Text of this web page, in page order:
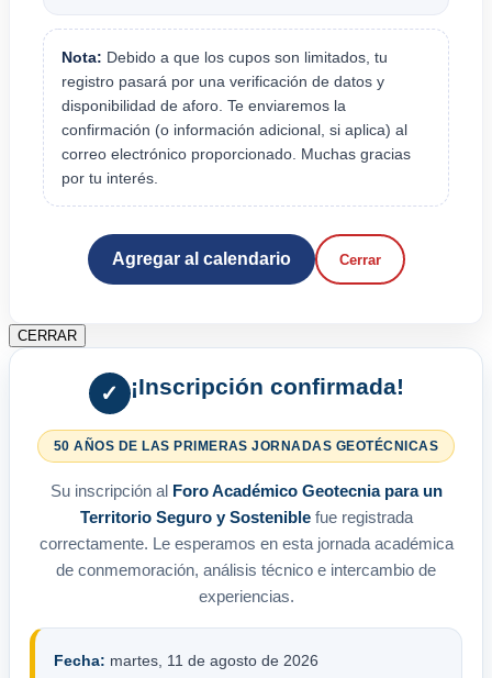
Nota: Debido a que los cupos son limitados, tu
registro pasará por una verificación de datos y
disponibilidad de aforo. Te enviaremos la
confirmación (o información adicional, si aplica) al
correo electrónico proporcionado. Muchas gracias
por tu interés.
Agregar al calendario Cerrar
CERRAR
✓ ¡Inscripción confirmada!
50 AÑOS DE LAS PRIMERAS JORNADAS GEOTÉCNICAS
Su inscripción al Foro Académico Geotecnia para un
Territorio Seguro y Sosteniblefue registrada
correctamente. Le esperamos en esta jornada académica
de conmemoración, análisis técnico e intercambio de
experiencias.
Fecha: martes, 11 de agosto de 2026